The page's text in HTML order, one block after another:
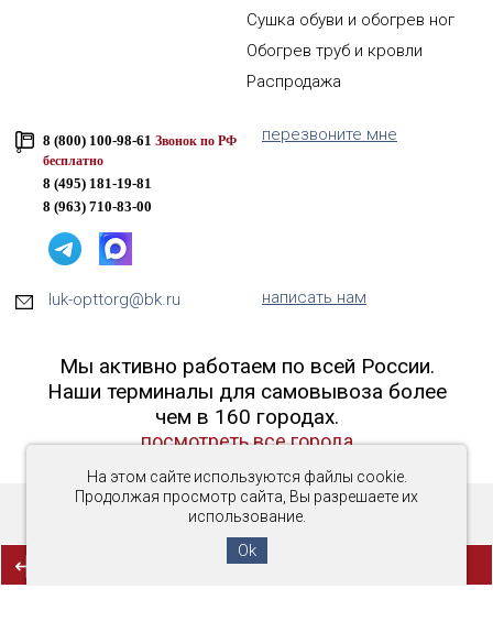
На этом сайте используются файлы cookie.
Продолжая просмотр сайта, Вы разрешаете их
использование.
Ok
СРАВНЕНИЕ
Сушка обуви и обогрев ног
Обогрев труб и кровли
Распродажа
8 (800) 100-98-61 Звонок по РФ
бесплатно
8 (495) 181-19-81
8 (963) 710-83-00
перезвоните мне
luk-opttorg@bk.ru написать нам
Мы активно работаем по всей России.
Наши терминалы для самовывоза более
чем в 160 городах.
посмотреть все города
Copyright © 2016-2026 «Люк-ОптТорг»